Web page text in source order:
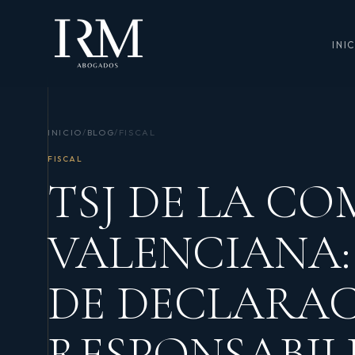
INICIO/ BLOG/ FISCAL
FISCAL
TSJ DE LA
DE